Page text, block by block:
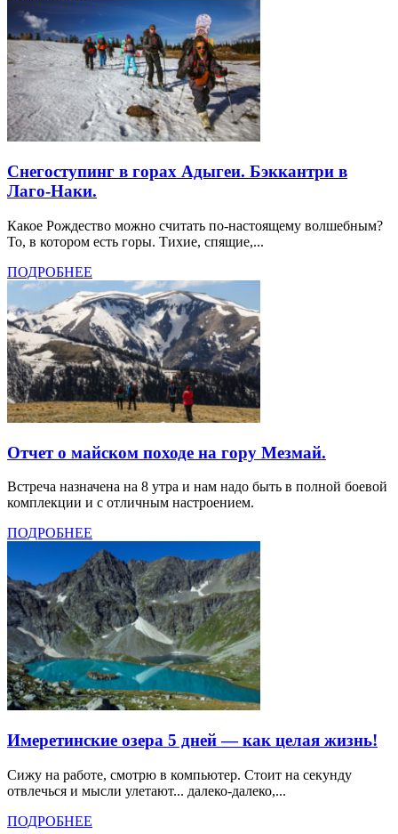
Снегоступинг в горах Адыгеи. Бэккантри в
Лаго-Наки.
Какое Рождество можно считать по-настоящему волшебным?
То, в котором есть горы. Тихие, спящие,...
ПОДРОБНЕЕ
Отчет о майском походе на гору Мезмай.
Встреча назначена на 8 утра и нам надо быть в полной боевой
комплекции и с отличным настроением.
ПОДРОБНЕЕ
Имеретинские озера 5 дней — как целая жизнь!
Сижу на работе, смотрю в компьютер. Стоит на секунду
отвлечься и мысли улетают... далеко-далеко,...
ПОДРОБНЕЕ